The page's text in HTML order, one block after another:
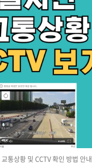
통상황 및 CCTV 확인 방법 안내